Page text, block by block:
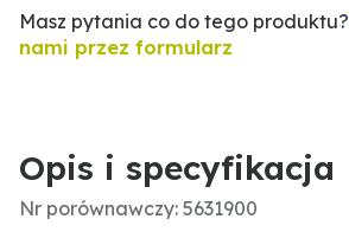
Masz pytania co do tego produktu?
nami przez formularz
Opis i specyfikacja
Nr porównawczy: 5631900